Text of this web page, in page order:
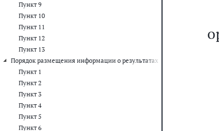
Пункт 9
Пункт 10
Пункт 11
Пункт 12
Пункт 13
Порядок размещения информации о результатах независимой
Пункт 1
Пункт 2
Пункт 3
Пункт 4
Пункт 5
Пункт 6